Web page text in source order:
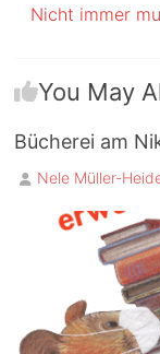
Nicht immer
You May
Bücherei am
Nele Müller-